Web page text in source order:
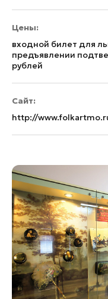
Цены:
входной билет для
предъявлении
рублей
Сайт:
http://